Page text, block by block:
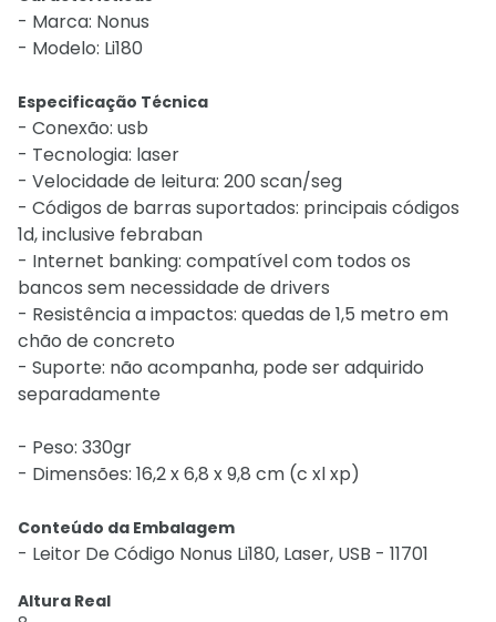
- Marca: Nonus
- Modelo: Li180
Especificação Técnica
- Conexão: usb
- Tecnologia: laser
- Velocidade de leitura: 200 scan/seg
- Códigos de barras suportados: principais códigos
1d, inclusive febraban
- Internet banking: compatível com todos os
bancos sem necessidade de drivers
- Resistência a impactos: quedas de 1,5 metro em
chão de concreto
- Suporte: não acompanha, pode ser adquirido
separadamente
- Peso: 330gr
- Dimensões: 16,2 x 6,8 x 9,8 cm (c xl xp)
Conteúdo da Embalagem
- Leitor De Código Nonus Li180, Laser, USB - 11701
Altura Real